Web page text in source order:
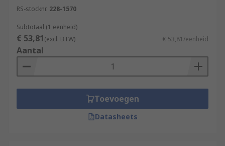
RS-stocknr. 228-1570
Subtotaal (1 eenheid)
€ 53,81(excl. BTW) € 53,81/eenheid
Aantal
Toevoegen
Datasheets